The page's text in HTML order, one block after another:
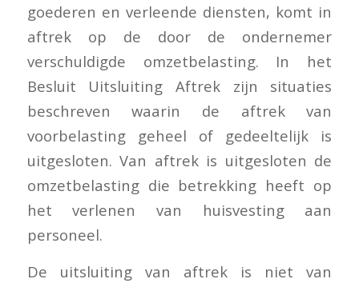
goederen en verleende diensten, komt in
aftrek op de door de ondernemer
verschuldigde omzetbelasting. In het
Besluit Uitsluiting Aftrek zijn situaties
beschreven waarin de aftrek van
voorbelasting geheel of gedeeltelijk is
uitgesloten. Van aftrek is uitgesloten de
omzetbelasting die betrekking heeft op
het verlenen van huisvesting aan
personeel.
De uitsluiting van aftrek is niet van